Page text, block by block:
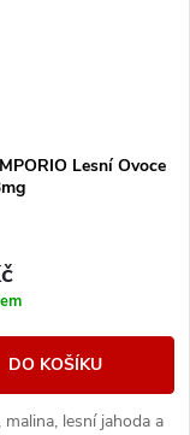
Lesní Ovoce
DO KOŠÍKU
malina, lesní jahoda a